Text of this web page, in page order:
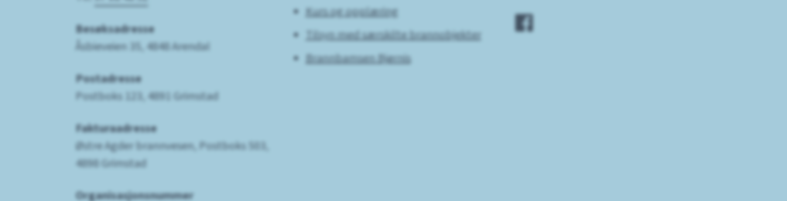
Besøksadresse
Åsbieveien 35, 4848 Arendal
Postadresse
Postboks 123, 4891 Grimstad
Fakturaadresse
Østre Agder brannvesen, Postboks 503,
4898 Grimstad
Organisasjonsnummer
Kurs og opplæring
Tilsyn med særskilte brannobjekter
Brannbamsen Bjørnis